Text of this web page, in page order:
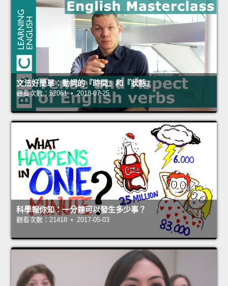
文法好簡單：動詞的『時間』和『狀態』
觀看次數：52061 • 2018-07-25
科學報你知：一分鐘可以發生多少事？
觀看次數：21418 • 2017-05-03